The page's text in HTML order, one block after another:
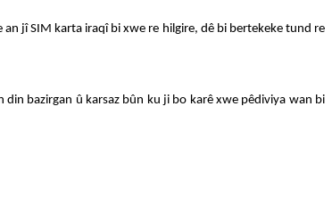
jî SIM karta iraqî bi xwe re hilgire, dê bi bertekeke tund re
bazirgan û karsaz bûn ku ji bo karê xwe pêdiviya wan bi